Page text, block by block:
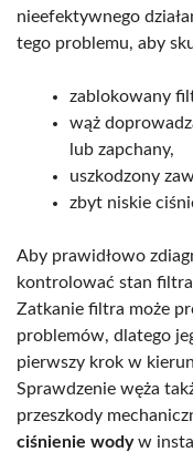
nieefektywnego
tego problemu, aby
zablokowany
wąż
lub zapchany,
uszkodzony
zbyt niskie
Aby prawidłowo
kontrolować stan
Zatkanie filtra może
problemów, dlatego
pierwszy krok w
Sprawdzenie węża
przeszkody
ciśnienie wodyw